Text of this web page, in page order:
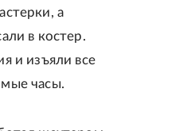
а
в костер.
и изъяли все
часы.